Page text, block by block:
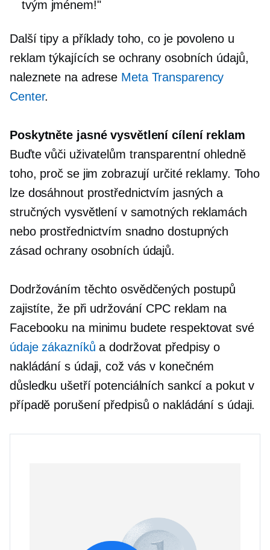
tvým jménem!"
Další tipy a příklady toho, co je povoleno u
reklam týkajících se ochrany osobních údajů,
naleznete na adrese Meta Transparency
Center.
Poskytněte jasné vysvětlení cílení reklam
Buďte vůči uživatelům transparentní ohledně
toho, proč se jim zobrazují určité reklamy. Toho
lze dosáhnout prostřednictvím jasných a
stručných vysvětlení v samotných reklamách
nebo prostřednictvím snadno dostupných
zásad ochrany osobních údajů.
Dodržováním těchto osvědčených postupů
zajistíte, že při udržování CPC reklam na
Facebooku na minimu budete respektovat své
údaje zákazníků a dodržovat předpisy o
nakládání s údaji, což vás v konečném
důsledku ušetří potenciálních sankcí a pokut v
případě porušení předpisů o nakládání s údaji.